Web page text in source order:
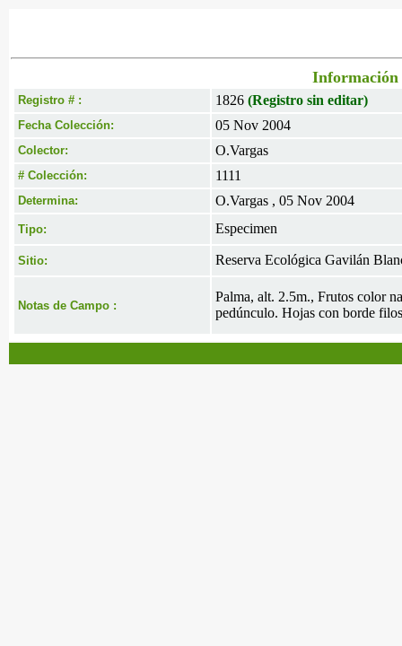
Información
Registro # : 1826 (Registro sin editar)
Fecha Colección: 05 Nov 2004
Colector: O.Vargas
# Colección: 1111
Determina: O.Vargas , 05 Nov 2004
Tipo: Especimen
Sitio: Reserva Ecológica Gavilán
Notas de Campo :
Palma, alt. 2.5m., Frutos color
pedúnculo. Hojas con borde